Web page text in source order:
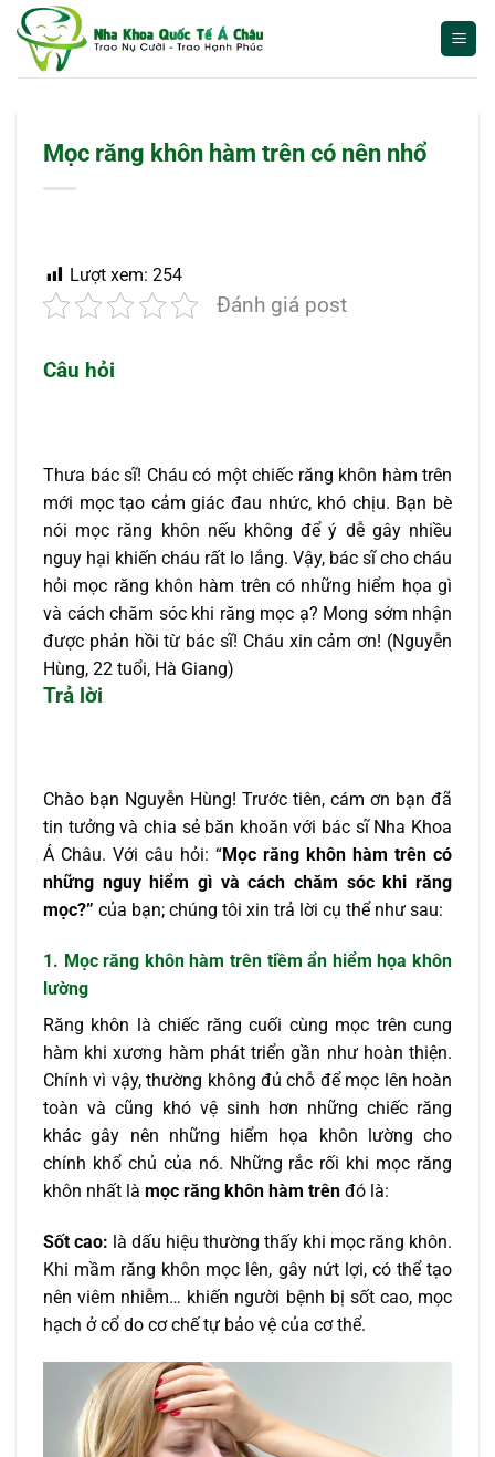
qua
Mọc răng khôn hàm trên có nên nhổ
Lượt xem: 254
Đánh giá post
Câu hỏi
Thưa bác sĩ! Cháu có một chiếc răng khôn hàm trên
mới mọc tạo cảm giác đau nhức, khó chịu. Bạn bè
nói mọc răng khôn nếu không để ý dễ gây nhiều
nguy hại khiến cháu rất lo lắng. Vậy, bác sĩ cho cháu
hỏi mọc răng khôn hàm trên có những hiểm họa gì
và cách chăm sóc khi răng mọc ạ? Mong sớm nhận
được phản hồi từ bác sĩ! Cháu xin cảm ơn! (Nguyễn
Hùng, 22 tuổi, Hà Giang)
Trả lời
Chào bạn Nguyễn Hùng! Trước tiên, cám ơn bạn đã
tin tưởng và chia sẻ băn khoăn với bác sĩ Nha Khoa
Á Châu. Với câu hỏi: “Mọc răng khôn hàm trên có
những nguy hiểm gì và cách chăm sóc khi răng
mọc?” của bạn; chúng tôi xin trả lời cụ thể như sau:
1. Mọc răng khôn hàm trên tiềm ẩn hiểm họa khôn
lường
Răng khôn là chiếc răng cuối cùng mọc trên cung
hàm khi xương hàm phát triển gần như hoàn thiện.
Chính vì vậy, thường không đủ chỗ để mọc lên hoàn
toàn và cũng khó vệ sinh hơn những chiếc răng
khác gây nên những hiểm họa khôn lường cho
chính khổ chủ của nó. Những rắc rối khi mọc răng
khôn nhất là mọc răng khôn hàm trên đó là:
Sốt cao: là dấu hiệu thường thấy khi mọc răng khôn.
Khi mầm răng khôn mọc lên, gây nứt lợi, có thể tạo
nên viêm nhiễm… khiến người bệnh bị sốt cao, mọc
hạch ở cổ do cơ chế tự bảo vệ của cơ thể.